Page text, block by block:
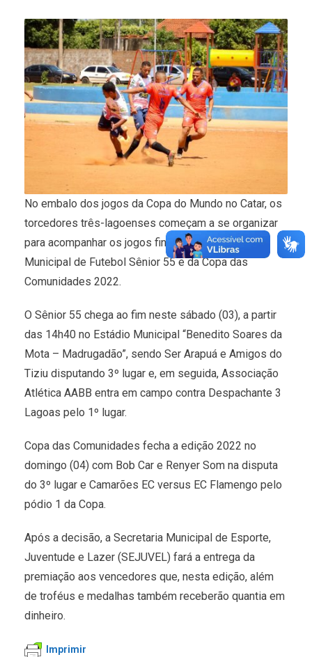
No embalo dos jogos da Copa do Mundo no Catar, os
torcedores três-lagoenses começam a se organizar
para acompanhar os jogos finais do Campeonato
Municipal de Futebol Sênior 55 e da Copa das
Comunidades 2022.
O Sênior 55 chega ao fim neste sábado (03), a partir
das 14h40 no Estádio Municipal “Benedito Soares da
Mota – Madrugadão”, sendo Ser Arapuá e Amigos do
Tiziu disputando 3º lugar e, em seguida, Associação
Atlética AABB entra em campo contra Despachante 3
Lagoas pelo 1º lugar.
Copa das Comunidades fecha a edição 2022 no
domingo (04) com Bob Car e Renyer Som na disputa
do 3º lugar e Camarões EC versus EC Flamengo pelo
pódio 1 da Copa.
Após a decisão, a Secretaria Municipal de Esporte,
Juventude e Lazer (SEJUVEL) fará a entrega da
premiação aos vencedores que, nesta edição, além
de troféus e medalhas também receberão quantia em
dinheiro.
Imprimir